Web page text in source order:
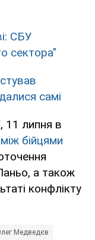
СБУ
сектора"
самі
11 липня в
бійцями
а також
конфлікту
Медведєв